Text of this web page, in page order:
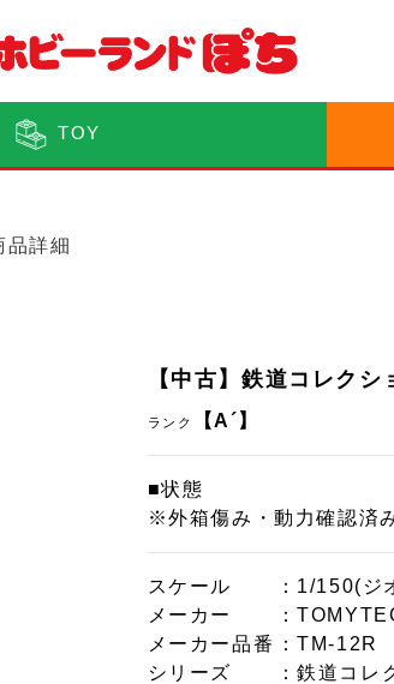
TOY
詳細
【中古】鉄道コレク
ランク 【A´】
■状態
※外箱傷み・動力確認済
スケール
：1/150(ジ
メーカー
：
メーカー品番
：TM-12R
シリーズ
：鉄道コレ